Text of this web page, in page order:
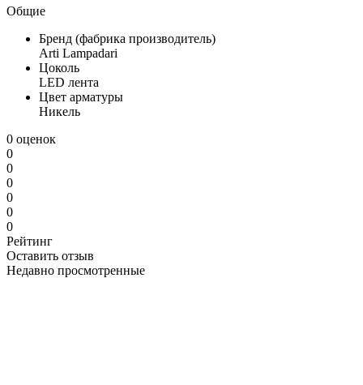
Общие
Бренд (фабрика производитель)
Arti Lampadari
Цоколь
LED лента
Цвет арматуры
Никель
0 оценок
0
0
0
0
0
0
Рейтинг
Оставить отзыв
Недавно просмотренные